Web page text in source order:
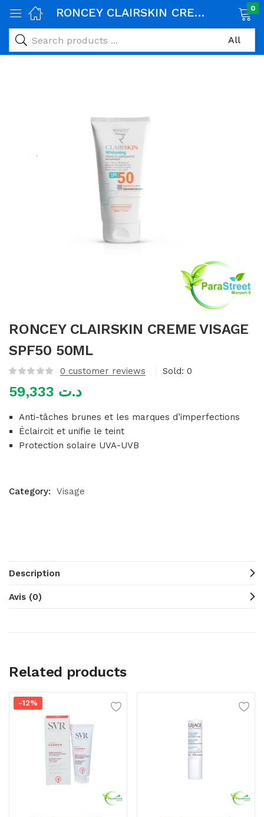
alimentaires)
RONCEY CLAIRSKIN CREME VISAGE SPF50 50ML 0
RONCEY CLAIRSKIN CREME VISAGE
SPF50 50ML
0 customer reviews Sold: 0
د.ت
Anti-tâches brunes et les marques d’imperfections
Éclaircit et unifie le teint
Protection solaire UVA-UVB
Category: Visage
Description
Avis (0)
Related products
-12%